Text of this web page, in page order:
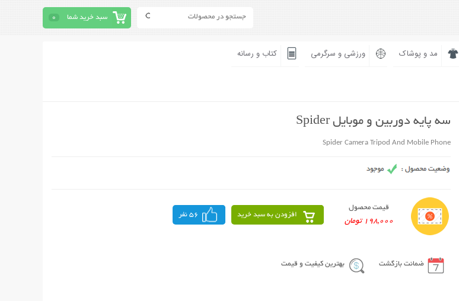
سبد خرید شما 0
مد و پوشاک ورزشی و سرگرمی کتاب و رسانه
سه پایه دوربین و موبایل Spider
Spider Camera Tripod And Mobile Phone
قیمت محصول
198,000 تومان
افزودن به سبد خرید 56 نفر
ضمانت بازگشت بهترین کیفیت و قیمت